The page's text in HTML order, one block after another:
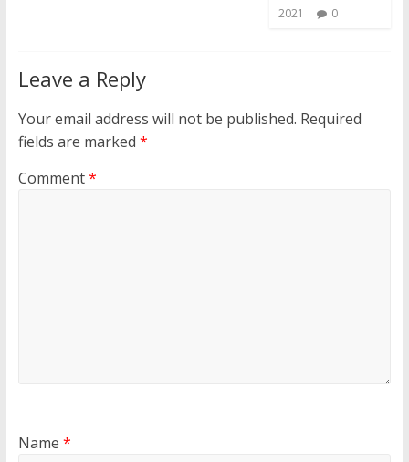
2021
0
Leave a Reply
Your email address will not be published. Required
fields are marked *
Comment*
Name *